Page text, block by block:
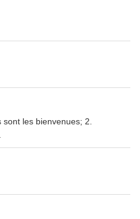
les bienvenues; 2.